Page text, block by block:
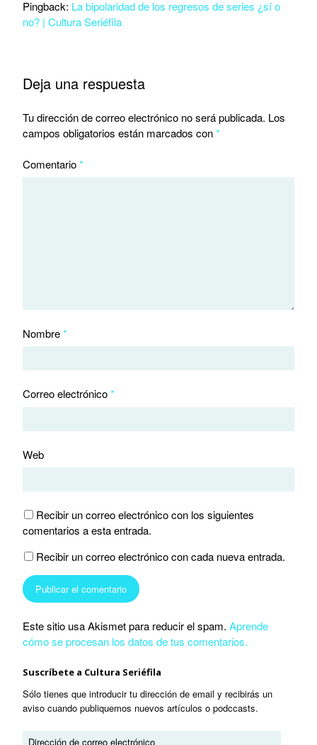
Pingback: La bipolaridad de los regresos de series ¿sí o
no? | Cultura Seriéfila
Deja una respuesta
Tu dirección de correo electrónico no será publicada. Los
campos obligatorios están marcados con*
Comentario*
Nombre*
Correo electrónico*
Web
Recibir un correo electrónico con los siguientes
comentarios a esta entrada.
Recibir un correo electrónico con cada nueva entrada.
Este sitio usa Akismet para reducir el spam. Aprende
cómo se procesan los datos de tus comentarios.
Suscríbete a Cultura Seriéfila
Sólo tienes que introducir tu dirección de email y recibirás un
aviso cuando publiquemos nuevos artículos o podccasts.